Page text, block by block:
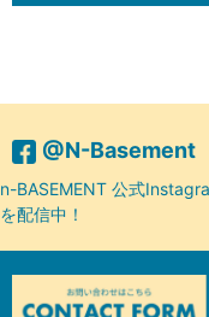
@N-Basement
n-BASEMENT 公式
を配信中！